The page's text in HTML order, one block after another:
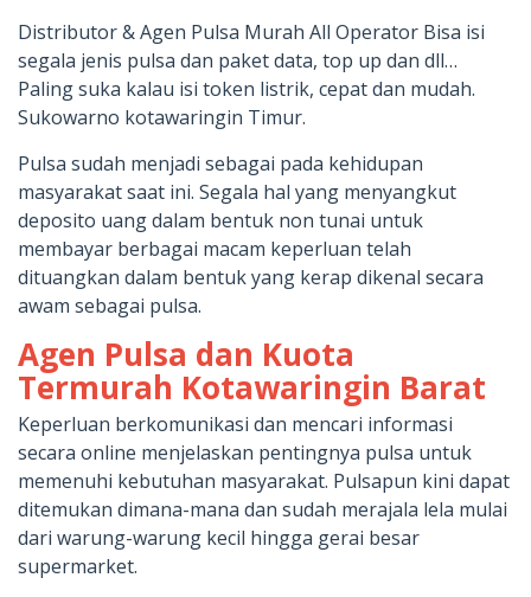
Distributor & Agen Pulsa Murah All Operator Bisa isi
segala jenis pulsa dan paket data, top up dan dll…
Paling suka kalau isi token listrik, cepat dan mudah.
Sukowarno kotawaringin Timur.
Pulsa sudah menjadi sebagai pada kehidupan
masyarakat saat ini. Segala hal yang menyangkut
deposito uang dalam bentuk non tunai untuk
membayar berbagai macam keperluan telah
dituangkan dalam bentuk yang kerap dikenal secara
awam sebagai pulsa.
Agen Pulsa dan Kuota
Termurah Kotawaringin Barat
Keperluan berkomunikasi dan mencari informasi
secara online menjelaskan pentingnya pulsa untuk
memenuhi kebutuhan masyarakat. Pulsapun kini dapat
ditemukan dimana-mana dan sudah merajala lela mulai
dari warung-warung kecil hingga gerai besar
supermarket.